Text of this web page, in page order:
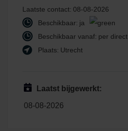
Laatste contact: 08-08-2026
Beschikbaar: ja
Beschikbaar vanaf: per direct
Plaats: Utrecht
Laatst bijgewerkt:
08-08-2026